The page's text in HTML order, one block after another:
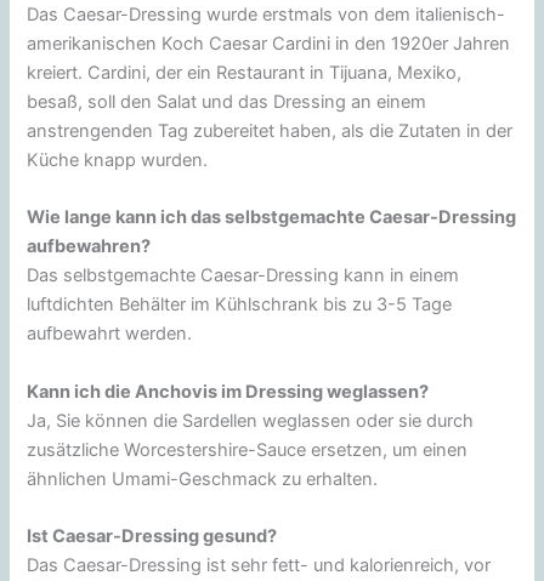
Das Caesar-Dressing wurde erstmals von dem italienisch-
amerikanischen Koch Caesar Cardini in den 1920er Jahren
kreiert. Cardini, der ein Restaurant in Tijuana, Mexiko,
besaß, soll den Salat und das Dressing an einem
anstrengenden Tag zubereitet haben, als die Zutaten in der
Küche knapp wurden.
Wie lange kann ich das selbstgemachte Caesar-Dressing
aufbewahren?
Das selbstgemachte Caesar-Dressing kann in einem
luftdichten Behälter im Kühlschrank bis zu 3-5 Tage
aufbewahrt werden.
Kann ich die Anchovis im Dressing weglassen?
Ja, Sie können die Sardellen weglassen oder sie durch
zusätzliche Worcestershire-Sauce ersetzen, um einen
ähnlichen Umami-Geschmack zu erhalten.
Ist Caesar-Dressing gesund?
Das Caesar-Dressing ist sehr fett- und kalorienreich, vor